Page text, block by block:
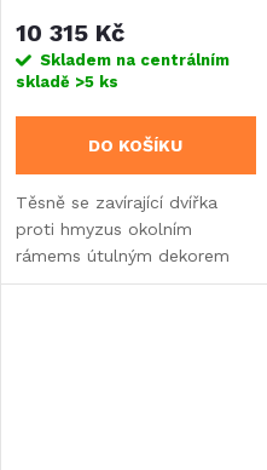
10 315 Kč
Skladem na centrálním
skladě >5 ks
DO KOŠÍKU
Těsně se zavírající dvířka
proti hmyzus okolním
rámems útulným dekorem
včelí plástveÚčinná ochrana